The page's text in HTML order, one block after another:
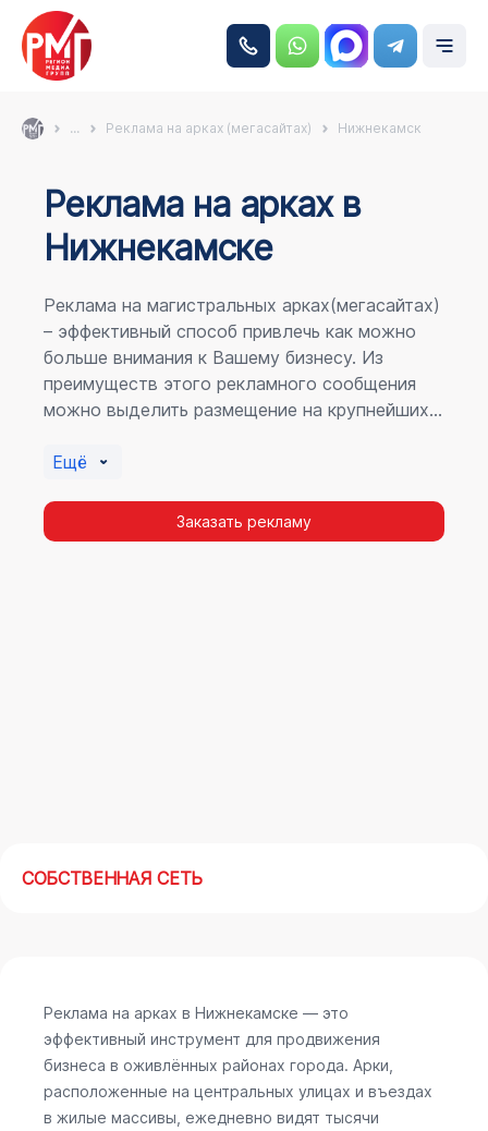
... Реклама на арках (мегасайтах) Нижнекамск
Реклама на аркаx в
Нижнекамске
Реклама на магистральных арках(мегасайтах)
– эффективный способ привлечь как можно
больше внимания к Вашему бизнесу. Из
преимуществ этого рекламного сообщения
можно выделить размещение на крупнейших
пешеходному потоку расположение в прямой
повторных контактов.
Ещё
Заказать рекламу
СОБСТВЕННАЯ СЕТЬ
Реклама на арках в Нижнекамске — это
эффективный инструмент для продвижения
бизнеса в оживлённых районах города. Арки,
расположенные на центральных улицах и въездах
в жилые массивы, ежедневно видят тысячи